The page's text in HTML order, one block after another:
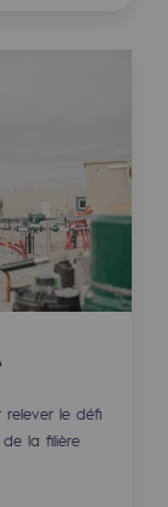
les
relever le défi
la filière